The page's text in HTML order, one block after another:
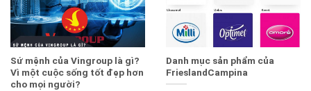
Sứ mệnh của Vingroup là gì?
Vì một cuộc sống tốt đẹp hơn
cho mọi người?
Danh mục sản phẩm của
FrieslandCampina